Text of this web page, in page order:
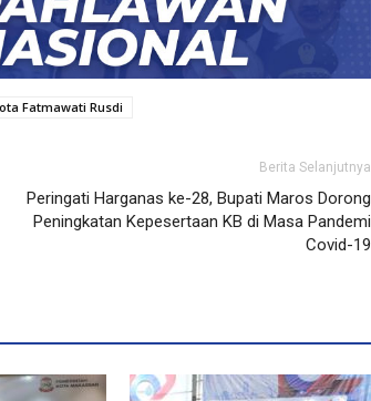
Fatmawati Rusdi
Berita Selanjutnya
Peringati Harganas ke-28, Bupati Maros Dorong
Peningkatan Kepesertaan KB di Masa Pandemi
Covid-19